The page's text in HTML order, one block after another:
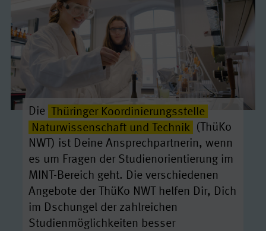
Die
Thüringer Koordinierungsstelle
Naturwissenschaft und Technik (ThüKo
NWT) ist Deine Ansprechpartnerin, wenn
es um Fragen der Studienorientierung im
MINT-Bereich geht. Die verschiedenen
Angebote der ThüKo NWT helfen Dir, Dich
im Dschungel der zahlreichen
Studienmöglichkeiten besser